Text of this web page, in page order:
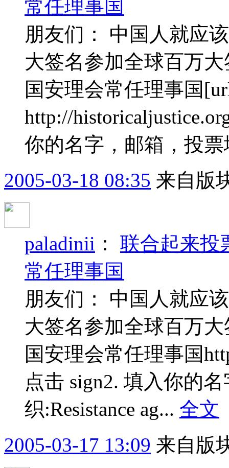
常任理事国
朋友们： 中国人就应
大签名参加全球百万
国安理会常任理事国
http://
你的名字，邮箱，投
2005-03-18 08:35 来自版
paladinii ： 联合起来投
常任理事国
朋友们： 中国人就应
大签名参加全球百万
国安理会常任理事国
点击 sign2. 填入你的
织:Resistance ag... 全文
2005-03-17 13:09 来自版